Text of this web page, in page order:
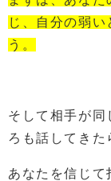
じ、自分の弱
う。
そして相手が同
ろも話してきた
あなたを信じて